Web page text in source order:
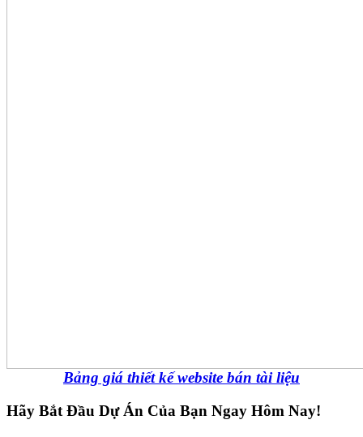
Bảng giá thiết kế website bán tài liệu
Hãy Bắt Đầu Dự Án Của Bạn Ngay Hôm Nay!